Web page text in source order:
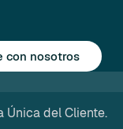
con nosotros
Única del Cliente.